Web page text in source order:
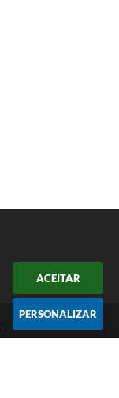
ACEITAR
PERSONALIZAR